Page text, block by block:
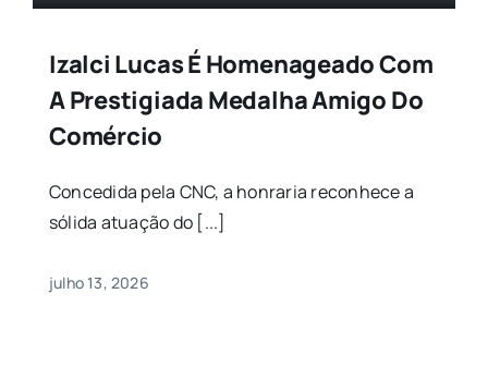
Izalci Lucas É Homenageado Com
A Prestigiada Medalha Amigo Do
Comércio
Concedida pela CNC, a honraria reconhece a
sólida atuação do [...]
julho 13, 2026